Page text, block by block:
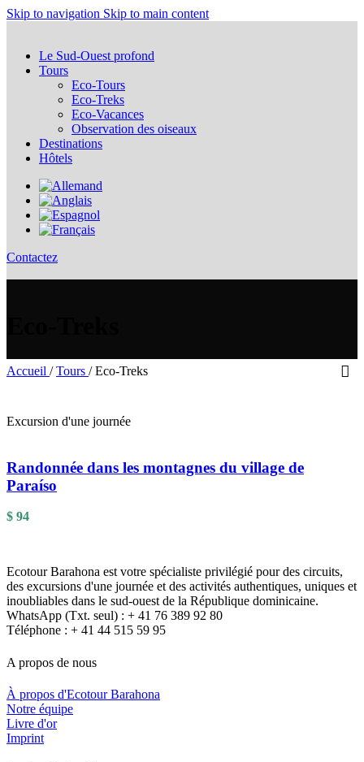
Skip to navigation Skip to main content
Le Sud-Ouest profond
Tours
Eco-Tours
Eco-Treks
Eco-Vacances
Observation des oiseaux
Destinations
Hôtels
Contactez
Accueil / Tours / Eco-Treks
Excursion d'une journée
Randonnée dans les montagnes du village de
Paraíso
$ 94
Ecotour Barahona est votre spécialiste privilégié pour des circuits,
des excursions d'une journée et des activités authentiques, uniques et
inoubliables dans le sud-ouest de la République dominicaine.
WhatsApp (Txt. seul) : + 41 76 389 92 80
Téléphone : + 41 44 515 59 95
A propos de nous
À propos d'Ecotour Barahona
Notre équipe
Livre d'or
Imprint